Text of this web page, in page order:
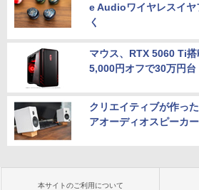
e Audioワイヤレスイヤ
く
マウス、RTX 5060 Ti
5,000円オフで30万円台
クリエイティブが作っ
アオーディオスピーカ
本サイトのご利用について